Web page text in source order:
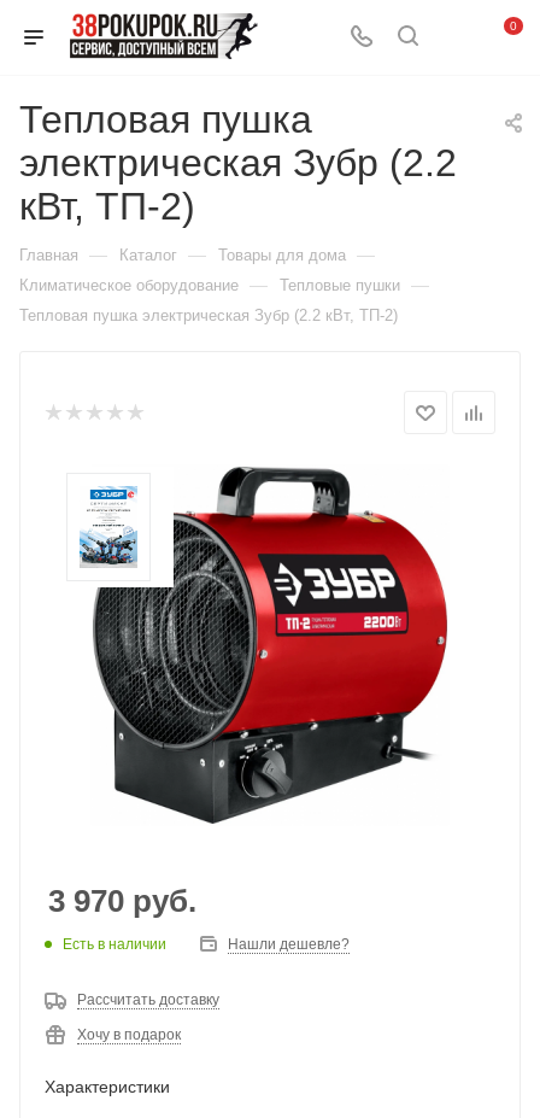
0
Тепловая пушка
электрическая Зубр (2.2
кВт, ТП-2)
Главная — Каталог — Товары для дома —
Климатическое оборудование — Тепловые пушки —
Тепловая пушка электрическая Зубр (2.2 кВт, ТП-2)
3 970 руб.
Есть в наличии Нашли дешевле?
Рассчитать доставку
Хочу в подарок
Характеристики